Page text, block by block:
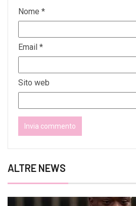
Nome *
Email *
Sito web
ALTRE NEWS